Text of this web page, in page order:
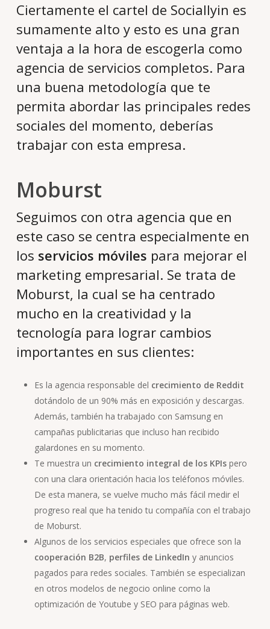
Ciertamente el cartel de Sociallyin es
sumamente alto y esto es una gran
ventaja a la hora de escogerla como
agencia de servicios completos. Para
una buena metodología que te
permita abordar las principales redes
sociales del momento, deberías
trabajar con esta empresa.
Moburst
Seguimos con otra agencia que en
este caso se centra especialmente en
los servicios móviles para mejorar el
marketing empresarial. Se trata de
Moburst, la cual se ha centrado
mucho en la creatividad y la
tecnología para lograr cambios
importantes en sus clientes:
Es la agencia responsable del crecimiento de Reddit
dotándolo de un 90% más en exposición y descargas.
Además, también ha trabajado con Samsung en
campañas publicitarias que incluso han recibido
galardones en su momento.
Te muestra un crecimiento integral de los KPIspero
con una clara orientación hacia los teléfonos móviles.
De esta manera, se vuelve mucho más fácil medir el
progreso real que ha tenido tu compañía con el trabajo
de Moburst.
Algunos de los servicios especiales que ofrece son la
cooperación B2B, perfiles de LinkedIn y anuncios
pagados para redes sociales. También se especializan
en otros modelos de negocio online como la
optimización de Youtube y SEO para páginas web.